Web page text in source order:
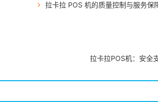
拉卡拉 POS 机的质量控制与服务保
拉卡拉POS机：安全